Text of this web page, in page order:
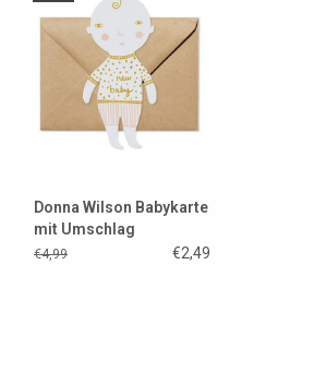
Donna Wilson Babykarte
mit Umschlag
€4,99 €2,49